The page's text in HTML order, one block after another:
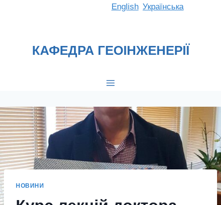
English Українська
КАФЕДРА ГЕОІНЖЕНЕРІЇ
НОВИНИ